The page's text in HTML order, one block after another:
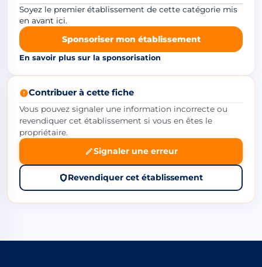
Soyez le premier établissement de cette catégorie mis
en avant ici.
Sponsoriser mon établissement
En savoir plus sur la sponsorisation
Contribuer à cette fiche
Vous pouvez signaler une information incorrecte ou
revendiquer cet établissement si vous en êtes le
propriétaire.
Signaler une erreur
Revendiquer cet établissement